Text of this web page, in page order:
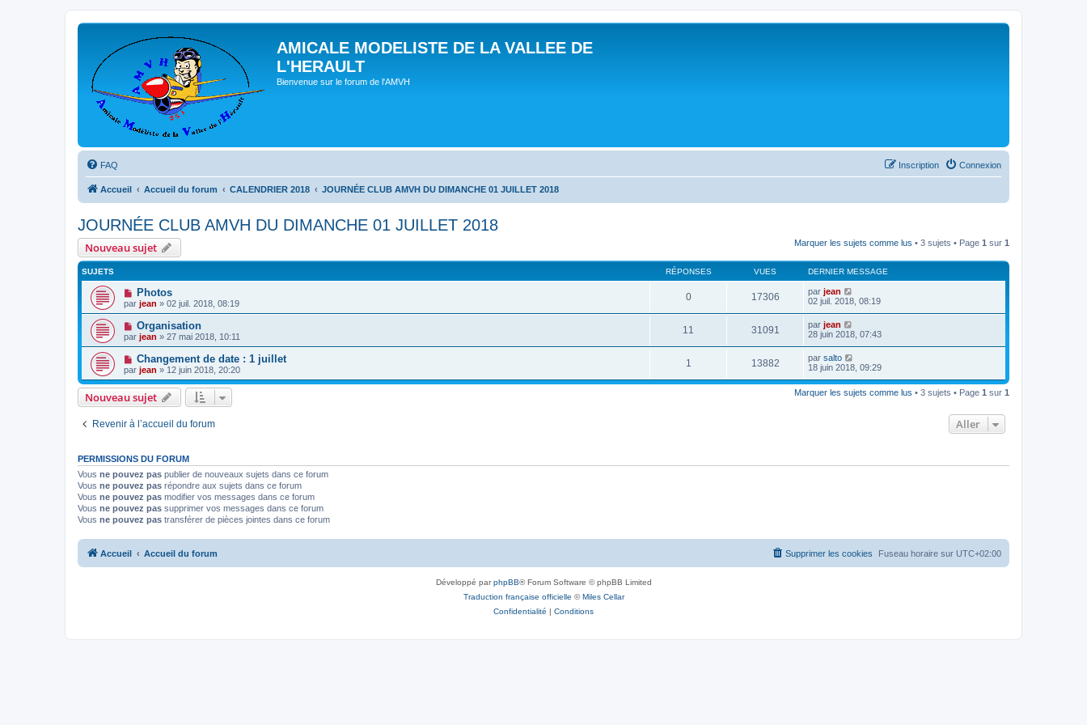
AMICALE MODELISTE DE LA VALLEE DE
L'HERAULT
Bienvenue sur le forum de l'AMVH
FAQ Connexion
Inscription
Accueil Accueil du forum CALENDRIER 2018 JOURNÉE CLUB AMVH DU DIMANCHE 01 JUILLET 2018
JOURNÉE CLUB AMVH DU DIMANCHE 01 JUILLET 2018
Nouveau sujet Marquer les sujets comme lus • 3 sujets • Page 1 sur 1
SUJETS RÉPONSES VUES DERNIER MESSAGE
Photos
par jean » 02 juil. 2018, 08:19
0 17306 par jean
02 juil. 2018, 08:19
Organisation
par jean » 27 mai 2018, 10:11
11 31091 par jean
28 juin 2018, 07:43
Changement de date : 1 juillet
par jean » 12 juin 2018, 20:20
1 13882 par salto
18 juin 2018, 09:29
Nouveau sujet Marquer les sujets comme lus • 3 sujets • Page 1 sur 1
Revenir à l’accueil du forum Aller
PERMISSIONS DU FORUM
Vous ne pouvez pas publier de nouveaux sujets dans ce forum
Vous ne pouvez pas répondre aux sujets dans ce forum
Vous ne pouvez pas modifier vos messages dans ce forum
Vous ne pouvez pas supprimer vos messages dans ce forum
Vous ne pouvez pas transférer de pièces jointes dans ce forum
Accueil Accueil du forum Fuseau horaire sur UTC+02:00
Supprimer les cookies
Développé parphpBB® Forum Software © phpBB Limited
Traduction française officielle ©Miles Cellar
Confidentialité | Conditions